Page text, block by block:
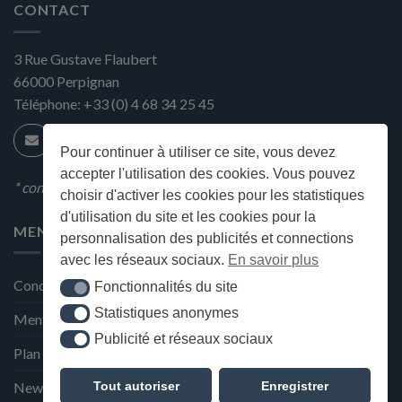
Pour continuer à utiliser ce site, vous devez
accepter l'utilisation des cookies. Vous pouvez
choisir d'activer les cookies pour les statistiques
d'utilisation du site et les cookies pour la
personnalisation des publicités et connections
avec les réseaux sociaux. En savoir plus
Fonctionnalités du site
Fonctionnalités du site
Statistiques anonymes
Statistiques anonymes
Publicité et réseaux sociaux
Publicité et réseaux sociaux
Tout autoriser Enregistrer
CONTACT
3 Rue Gustave Flaubert
66000 Perpignan
Téléphone: +33 (0) 4 68 34 25 45
* condition en magasin
MENU
Conditions générales de ventes
Mentions Légales et Politique de confidentialité
Plan du site
Newsletter de la Maison Deffès